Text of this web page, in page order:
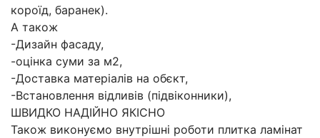
короїд, баранек).
А також
-Дизайн фасаду,
-оцінка суми за м2,
-Доставка матеріалів на обєкт,
-Встановлення відливів (підвіконники),
ШВИДКО НАДІЙНО ЯКІСНО
Також виконуємо внутрішні роботи плитка ламінат